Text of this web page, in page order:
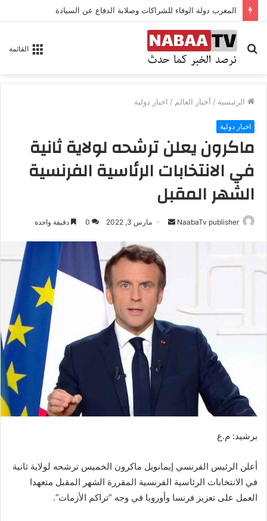
المغرب دولة الوفاء للشراكات وصلابة الدفاع عن السيادة
القائمة
بحث
عن
الرئيسية / أخبار العالم / اخبار دولية
اخبار دولية
ماكرون يعلن ترشحه لولاية ثانية
في الانتخابات الرئاسية الفرنسية
الشهر المقبل
NaabaTv publisher
ل
ر
د
ا
مارس 3, 2022 0 دقيقة واحدة
برشيد: م.ع
أعلن الرئيس الفرنسي إيمانويل ماكرون الخميس ترشحه لولاية ثانية
في الانتخابات الرئاسية الفرنسية المقررة الشهر المقبل متعهدا
العمل على تعزيز فرنسا وأوروبا في وجه “تراكم الأزمات”.